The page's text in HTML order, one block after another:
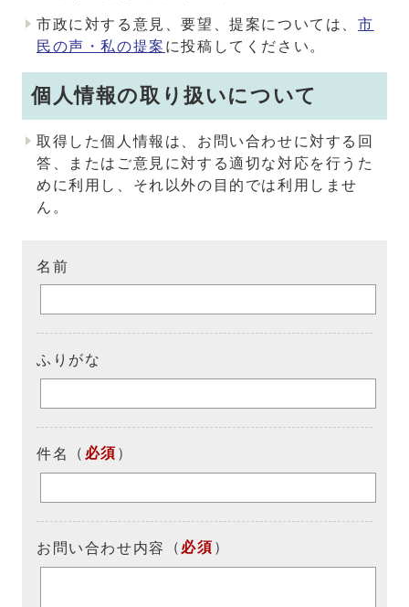
市政に対する意見、要望、提案については、 市
民の声・私の提案 に投稿してください。
個人情報の取り扱いについて
取得した個人情報は、お問い合わせに対する回
答、またはご意見に対する適切な対応を行うた
めに利用し、それ以外の目的では利用しませ
ん。
名前
ふりがな
件名 （ 必須 ）
お問い合わせ内容 （ 必須 ）